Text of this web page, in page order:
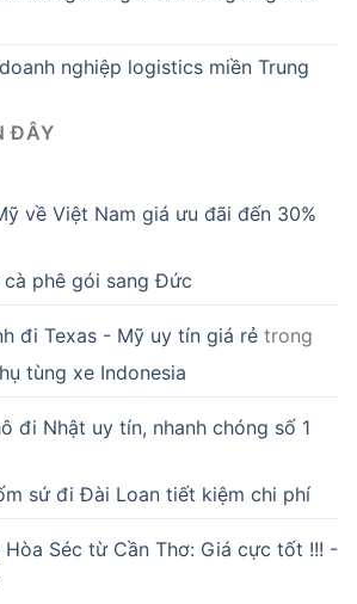
nghiệp logistics miền Trung
ĐÂY
về Việt Nam giá ưu đãi đến 30%
cà phê gói sang Đức
đi Texas - Mỹ uy tín giá rẻ trong
tùng xe Indonesia
đi Nhật uy tín, nhanh chóng số 1
sứ đi Đài Loan tiết kiệm chi phí
Séc từ Cần Thơ: Giá cực tốt !!! -